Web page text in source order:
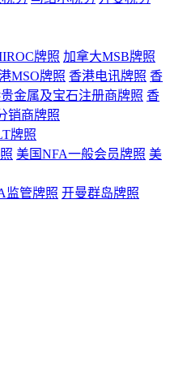
牌照 加拿大MSB牌照
MSO牌照 香港电讯牌照 香
金属及宝石注册商牌照 香
销商牌照
牌照
美国NFA一般会员牌照 美
监管牌照 开曼群岛牌照